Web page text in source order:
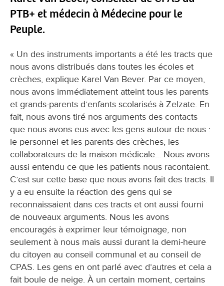
PTB+ et médecin à Médecine pour le
Peuple.
« Un des instruments importants a été les tracts que
nous avons distribués dans toutes les écoles et
crèches, explique Karel Van Bever. Par ce moyen,
nous avons immédiatement atteint tous les parents
et grands-parents d’enfants scolarisés à Zelzate. En
fait, nous avons tiré nos arguments des contacts
que nous avons eus avec les gens autour de nous :
le personnel et les parents des crèches, les
collaborateurs de la maison médicale… Nous avons
aussi entendu ce que les patients nous racontaient.
C’est sur cette base que nous avons fait des tracts. Il
y a eu ensuite la réaction des gens qui se
reconnaissaient dans ces tracts et ont aussi fourni
de nouveaux arguments. Nous les avons
encouragés à exprimer leur témoignage, non
seulement à nous mais aussi durant la demi-heure
du citoyen au conseil communal et au conseil de
CPAS. Les gens en ont parlé avec d’autres et cela a
fait boule de neige. À un certain moment, certains